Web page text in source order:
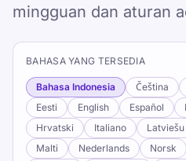
mingguan dan aturan
BAHASA YANG TERSEDIA
Bahasa Indonesia Čeština
Eesti
English Español
Hrvatski
Italiano Latviešu
Malti
Nederlands Norsk